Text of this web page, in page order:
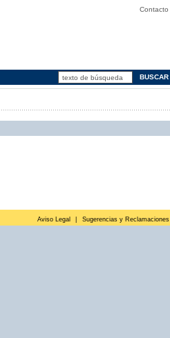
Contacto
Aviso Legal Sugerencias y Reclamaciones